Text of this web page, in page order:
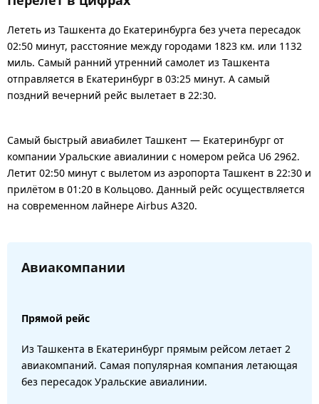
Лететь из Ташкента до Екатеринбурга без учета пересадок
02:50 минут, расстояние между городами 1823 км. или 1132
миль. Самый ранний утренний самолет из Ташкента
отправляется в Екатеринбург в 03:25 минут. А самый
поздний вечерний рейс вылетает в 22:30.
Самый быстрый авиабилет Ташкент — Екатеринбург от
компании Уральские авиалинии с номером рейса U6 2962.
Летит 02:50 минут с вылетом из аэропорта Ташкент в 22:30 и
прилётом в 01:20 в Кольцово. Данный рейс осуществляется
на современном лайнере Airbus A320.
Авиакомпании
Прямой рейс
Из Ташкента в Екатеринбург прямым рейсом летает 2
авиакомпаний. Самая популярная компания летающая
без пересадок Уральские авиалинии.